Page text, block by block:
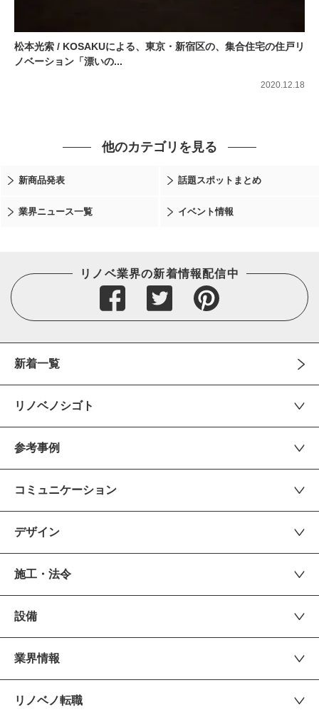
松本光索 / KOSAKUによる、東京・新宿区の、集合住宅の住戸リ
ノベーション「漂いの...
2020.12.18
他のカテゴリを見る
新商品発表 話題スポットまとめ
業界ニュース一覧 イベント情報
リノベ業界の新着情報配信中
新着一覧
リノベノシゴト
参考事例
コミュニケーション
デザイン
施工・法令
設備
業界情報
リノベノ転職